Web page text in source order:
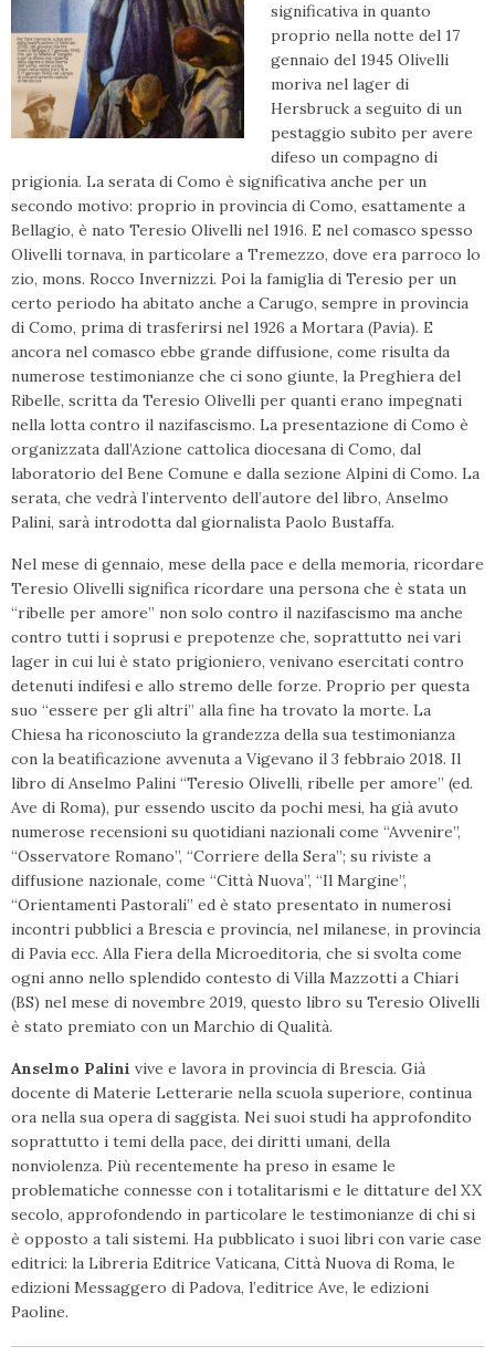
significativa in quanto
proprio nella notte del 17
gennaio del 1945 Olivelli
moriva nel lager di
Hersbruck a seguito di un
pestaggio subìto per avere
difeso un compagno di
prigionia. La serata di Como è significativa anche per un
secondo motivo: proprio in provincia di Como, esattamente a
Bellagio, è nato Teresio Olivelli nel 1916. E nel comasco spesso
Olivelli tornava, in particolare a Tremezzo, dove era parroco lo
zio, mons. Rocco Invernizzi. Poi la famiglia di Teresio per un
certo periodo ha abitato anche a Carugo, sempre in provincia
di Como, prima di trasferirsi nel 1926 a Mortara (Pavia). E
ancora nel comasco ebbe grande diffusione, come risulta da
numerose testimonianze che ci sono giunte, la Preghiera del
Ribelle, scritta da Teresio Olivelli per quanti erano impegnati
nella lotta contro il nazifascismo. La presentazione di Como è
organizzata dall’Azione cattolica diocesana di Como, dal
laboratorio del Bene Comune e dalla sezione Alpini di Como. La
serata, che vedrà l’intervento dell’autore del libro, Anselmo
Palini, sarà introdotta dal giornalista Paolo Bustaffa.
Nel mese di gennaio, mese della pace e della memoria, ricordare
Teresio Olivelli significa ricordare una persona che è stata un
“ribelle per amore” non solo contro il nazifascismo ma anche
contro tutti i soprusi e prepotenze che, soprattutto nei vari
lager in cui lui è stato prigioniero, venivano esercitati contro
detenuti indifesi e allo stremo delle forze. Proprio per questa
suo “essere per gli altri” alla fine ha trovato la morte. La
Chiesa ha riconosciuto la grandezza della sua testimonianza
con la beatificazione avvenuta a Vigevano il 3 febbraio 2018. Il
libro di Anselmo Palini “Teresio Olivelli, ribelle per amore” (ed.
Ave di Roma), pur essendo uscito da pochi mesi, ha già avuto
numerose recensioni su quotidiani nazionali come “Avvenire”,
“Osservatore Romano”, “Corriere della Sera”; su riviste a
diffusione nazionale, come “Città Nuova”, “Il Margine”,
“Orientamenti Pastorali” ed è stato presentato in numerosi
incontri pubblici a Brescia e provincia, nel milanese, in provincia
di Pavia ecc. Alla Fiera della Microeditoria, che si svolta come
ogni anno nello splendido contesto di Villa Mazzotti a Chiari
(BS) nel mese di novembre 2019, questo libro su Teresio Olivelli
è stato premiato con un Marchio di Qualità.
Anselmo Palini vive e lavora in provincia di Brescia. Già
docente di Materie Letterarie nella scuola superiore, continua
ora nella sua opera di saggista. Nei suoi studi ha approfondito
soprattutto i temi della pace, dei diritti umani, della
nonviolenza. Più recentemente ha preso in esame le
problematiche connesse con i totalitarismi e le dittature del XX
secolo, approfondendo in particolare le testimonianze di chi si
è opposto a tali sistemi. Ha pubblicato i suoi libri con varie case
editrici: la Libreria Editrice Vaticana, Città Nuova di Roma, le
edizioni Messaggero di Padova, l’editrice Ave, le edizioni
Paoline.